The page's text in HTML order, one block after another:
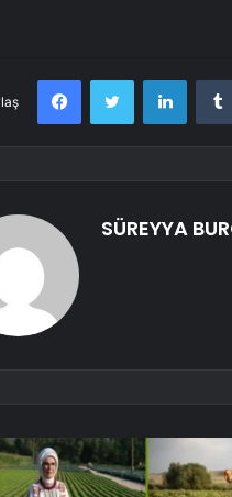
FacebookTwitter
SÜREYYA